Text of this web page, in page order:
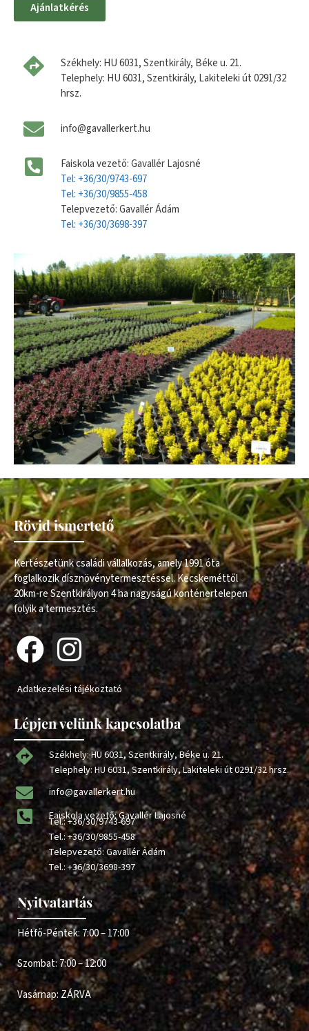
Ajánlatkérés
Székhely: HU 6031, Szentkirály, Béke u. 21.
Telephely: HU 6031, Szentkirály, Lakiteleki út 0291/32
hrsz.
info@gavallerkert.hu
Faiskola vezető: Gavallér Lajosné
Tel: +36/30/9743-697
Tel: +36/30/9855-458
Telepvezető: Gavallér Ádám
Tel: +36/30/3698-397
Rövid ismertető
Kertészetünk családi vállalkozás, amely 1991 óta
foglalkozik dísznövénytermesztéssel. Kecskeméttől
20km-re Szentkirályon 4 ha nagyságú konténertelepen
folyik a termesztés.
Adatkezelési tájékoztató
Lépjen velünk kapcsolatba
Székhely: HU 6031, Szentkirály, Béke u. 21.
Telephely: HU 6031, Szentkirály, Lakiteleki út 0291/32 hrsz.
info@gavallerkert.hu
Faiskola vezető: Gavallér Lajosné
Tel.:+36/30/9743-697
Tel.:+36/30/9855-458
Telepvezető: Gavallér Ádám
Tel.:+36/30/3698-397
Nyitvatartás
Hétfő-Péntek: 7:00 – 17:00
Szombat: 7:00 – 12:00
Vasárnap: ZÁRVA